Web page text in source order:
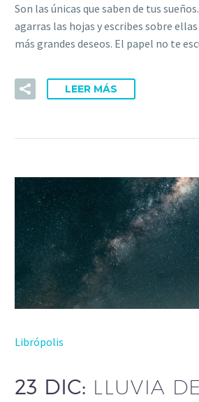
Son las únicas que saben de tus
agarras las hojas y escribes sobre
más grandes deseos. El papel no te
LEER MÁS
Librópolis
23 DIC: LLUVIA DE